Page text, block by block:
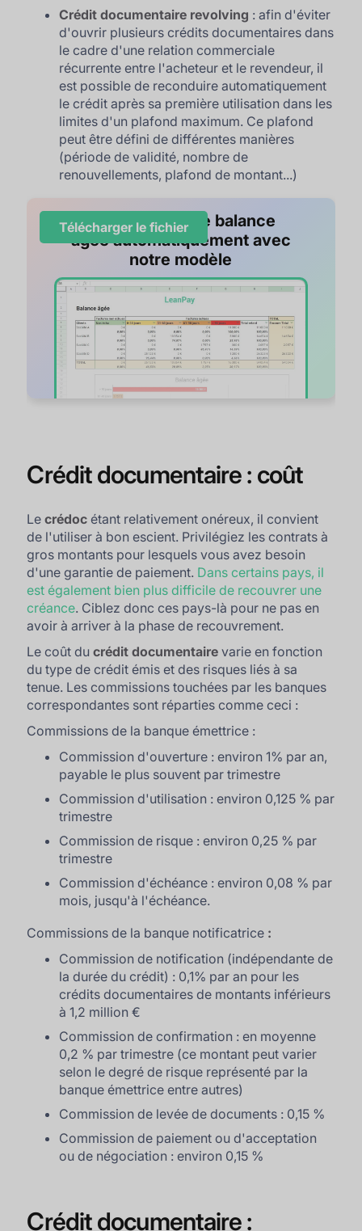
Crédit documentaire revolving : afin d'éviter
d'ouvrir plusieurs crédits documentaires dans
le cadre d'une relation commerciale
récurrente entre l'acheteur et le revendeur, il
est possible de reconduire automatiquement
le crédit après sa première utilisation dans les
limites d'un plafond maximum. Ce plafond
peut être défini de différentes manières
(période de validité, nombre de
renouvellements, plafond de montant...)
Visualisez votre balance
âgée automatiquement avec
notre modèle
Télécharger le fichier
Crédit documentaire : coût
Lecrédoc étant relativement onéreux, il convient
de l'utiliser à bon escient. Privilégiez les contrats à
gros montants pour lesquels vous avez besoin
d'une garantie de paiement. Dans certains pays, il
est également bien plus difficile de recouvrer une
créance. Ciblez donc ces pays-là pour ne pas en
avoir à arriver à la phase de recouvrement.
Le coût ducrédit documentaire varie en fonction
du type de crédit émis et des risques liés à sa
tenue. Les commissions touchées par les banques
correspondantes sont réparties comme ceci :
Commissions de la banque émettrice :
Commission d'ouverture : environ 1% par an,
payable le plus souvent par trimestre
Commission d'utilisation : environ 0,125 % par
trimestre
Commission de risque : environ 0,25 % par
trimestre
Commission d'échéance : environ 0,08 % par
mois, jusqu'à l'échéance.
Commissions de la banque notificatrice :
Commission de notification (indépendante de
la durée du crédit) : 0,1% par an pour les
crédits documentaires de montants inférieurs
à 1,2 million €
Commission de confirmation : en moyenne
0,2 % par trimestre (ce montant peut varier
selon le degré de risque représenté par la
banque émettrice entre autres)
Commission de levée de documents : 0,15 %
Commission de paiement ou d'acceptation
ou de négociation : environ 0,15 %
Crédit documentaire :